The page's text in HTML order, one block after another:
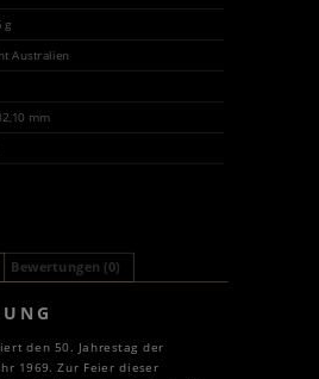
g
Australien
mm
Bewertungen (0)
den 50. Jahrestag der
1969. Zur Feier dieser